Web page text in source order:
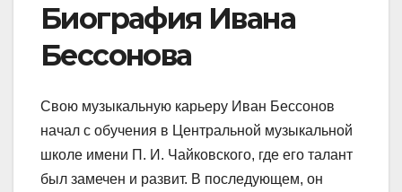
Биография Ивана
Бессонова
Свою музыкальную карьеру Иван Бессонов
начал с обучения в Центральной музыкальной
школе имени П. И. Чайковского, где его талант
был замечен и развит. В последующем, он